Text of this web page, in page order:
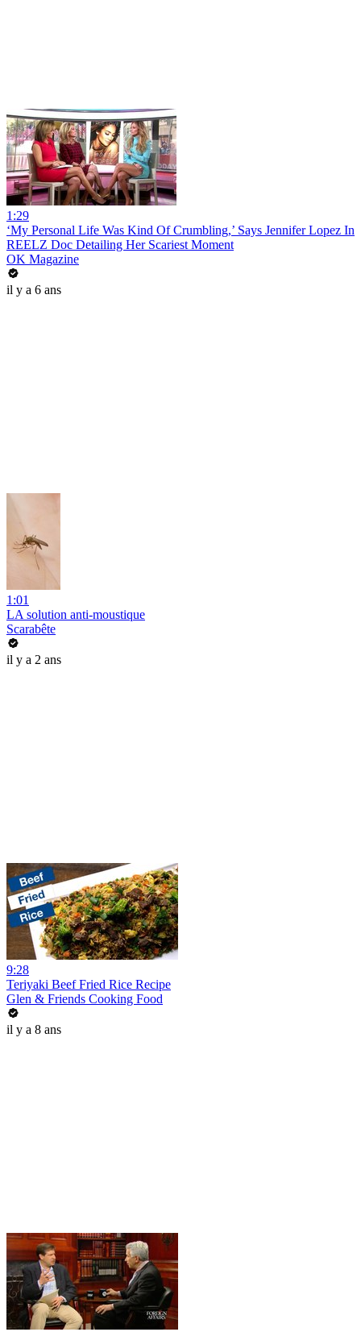
1:29
‘My Personal Life Was Kind Of Crumbling,’ Says Jennifer Lopez In
REELZ Doc Detailing Her Scariest Moment
OK Magazine
il y a 6 ans
1:01
LA solution anti-moustique
Scarabête
il y a 2 ans
9:28
Teriyaki Beef Fried Rice Recipe
Glen & Friends Cooking Food
il y a 8 ans